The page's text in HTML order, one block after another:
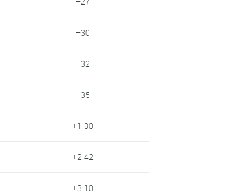
+30
+32
+35
+1:30
+2:42
+3:10